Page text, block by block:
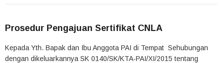
Prosedur Pengajuan Sertifikat CNLA
Kepada Yth. Bapak dan Ibu Anggota PAI di Tempat Sehubungan
dengan dikeluarkannya SK 0140/SK/KTA-PAI/XI/2015 tentang